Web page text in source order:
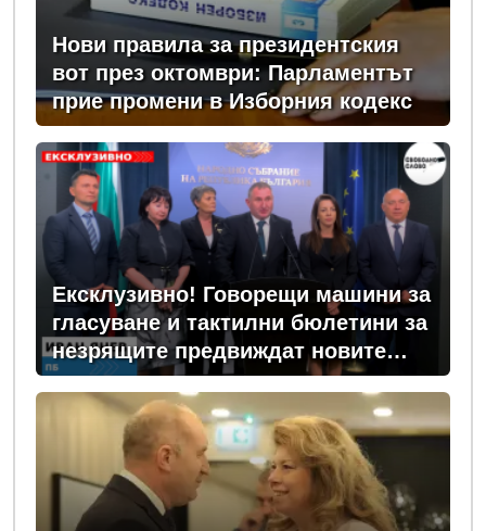
Нови правила за президентския
вот през октомври: Парламентът
прие промени в Изборния кодекс
Ексклузивно! Говорещи машини за
гласуване и тактилни бюлетини за
незрящите предвиждат новите
изборни правила! (ВИДЕО)